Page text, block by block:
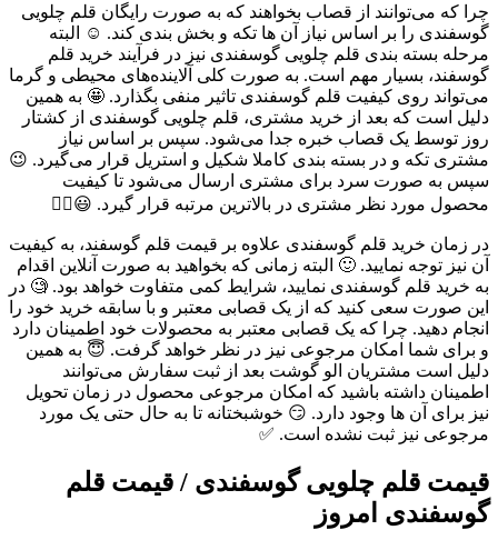
چرا که می‌توانند از قصاب بخواهند که به صورت رایگان قلم چلویی
گوسفندی را بر اساس نیاز آن ها تکه و بخش بندی کند. ☺ البته
مرحله بسته بندی قلم چلویی گوسفندی نیز در فرآیند خرید قلم
گوسفند، بسیار مهم است. به صورت کلی آلاینده‌های محیطی و گرما
می‌تواند روی کیفیت قلم گوسفندی تاثیر منفی بگذارد. 🤩 به همین
دلیل است که بعد از خرید مشتری، قلم چلویی گوسفندی از کشتار
روز توسط یک قصاب خبره جدا می‌شود. سپس بر اساس نیاز
مشتری تکه و در بسته بندی کاملا شکیل و استریل قرار می‌گیرد. 😉
سپس به صورت سرد برای مشتری ارسال می‌شود تا کیفیت
محصول مورد نظر مشتری در بالاترین مرتبه قرار گیرد. 😃👌🏻
در زمان خرید قلم گوسفندی علاوه بر قیمت قلم گوسفند، به کیفیت
آن نیز توجه نمایید. 🙂 البته زمانی که بخواهید به صورت آنلاین اقدام
به خرید قلم گوسفندی نمایید، شرایط کمی متفاوت خواهد بود. 🧐 در
این صورت سعی کنید که از یک قصابی معتبر و با سابقه خرید خود را
انجام دهید. چرا که یک قصابی معتبر به محصولات خود اطمینان دارد
و برای شما امکان مرجوعی نیز در نظر خواهد گرفت. 😇 به همین
دلیل است مشتریان الو گوشت بعد از ثبت سفارش می‌توانند
اطمینان داشته باشید که امکان مرجوعی محصول در زمان تحویل
نیز برای آن ها وجود دارد. 😏 خوشبختانه تا به حال حتی یک مورد
مرجوعی نیز ثبت نشده است. ✅
قیمت قلم چلویی گوسفندی / قیمت قلم
گوسفندی امروز